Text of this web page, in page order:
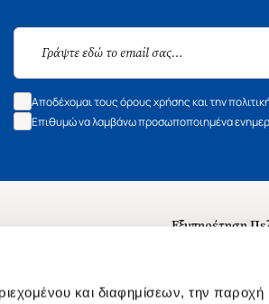
και διαφημίσεων, την παροχή
Αποδέχομαι τους όρους χρήσης και την
Επιθυμώ να λαμβάνω προσωποποιημένα
Εξυπηρέτηση